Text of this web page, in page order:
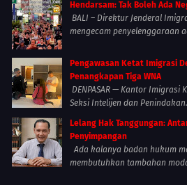
Hendarsam: Tak Boleh Ada
BALI – Direktur Jenderal
mengecam penyelenggaraan
Pengawasan Ketat Imigrasi
Penangkapan Tiga WNA
DENPASAR — Kantor Imigrasi
Seksi Intelijen dan
Lelang Hak Tanggungan:
Penyimpangan
Ada kalanya badan hukum
membutuhkan tambahan